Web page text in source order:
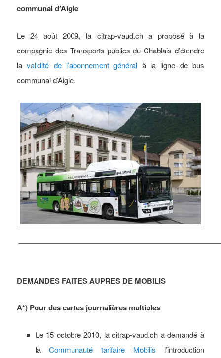
communal d’Aigle
Le 24 août 2009, la citrap-vaud.ch a proposé à la
compagnie des Transports publics du Chablais d’étendre
lavalidité de l’abonnement général à la ligne de bus
communal d’Aigle.
DEMANDES FAITES AUPRES DE MOBILIS
A*) Pour des cartes journalières multiples
Le 15 octobre 2010, la citrap-vaud.ch a demandé à
laCommunauté tarifaire Mobilis l’introduction